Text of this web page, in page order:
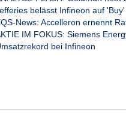
belässt Infineon auf
News: Accelleron ernennt
IM FOKUS: Siemens
bei Infineon